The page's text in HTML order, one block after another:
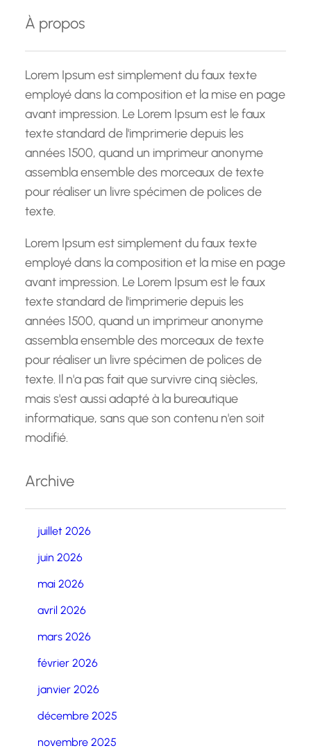
r
c
h
À propos
Lorem Ipsum est simplement du faux texte
employé dans la composition et la mise en page
avant impression. Le Lorem Ipsum est le faux
texte standard de l'imprimerie depuis les
années 1500, quand un imprimeur anonyme
assembla ensemble des morceaux de texte
pour réaliser un livre spécimen de polices de
texte.
Lorem Ipsum est simplement du faux texte
employé dans la composition et la mise en page
avant impression. Le Lorem Ipsum est le faux
texte standard de l'imprimerie depuis les
années 1500, quand un imprimeur anonyme
assembla ensemble des morceaux de texte
pour réaliser un livre spécimen de polices de
texte. Il n'a pas fait que survivre cinq siècles,
mais s'est aussi adapté à la bureautique
informatique, sans que son contenu n'en soit
modifié.
Archive
juillet 2026
juin 2026
mai 2026
avril 2026
mars 2026
février 2026
janvier 2026
décembre 2025
novembre 2025